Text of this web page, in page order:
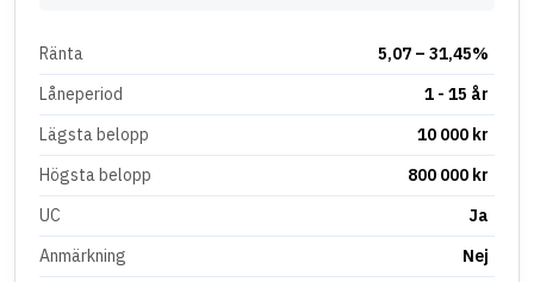
Ränta
5,07 – 31,45%
Låneperiod
1 - 15 år
Lägsta belopp
10 000 kr
Högsta belopp
800 000 kr
UC
Ja
Anmärkning
Nej